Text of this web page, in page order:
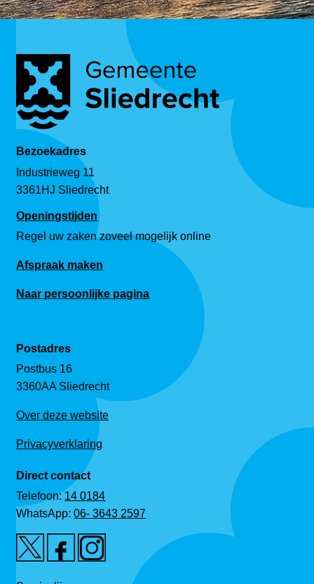
Bezoekadres
Industrieweg 11
3361HJ Sliedrecht
Openingstijden
Regel uw zaken zoveel mogelijk online
Afspraak maken
Naar persoonlijke pagina
Postadres
Postbus 16
3360AA Sliedrecht
Over deze website
Privacyverklaring
Direct contact
Telefoon:14 0184
WhatsApp:06- 3643 2597